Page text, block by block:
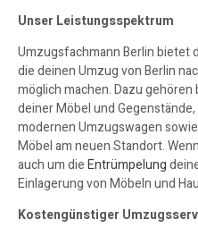
Unser Leistungsspektrum
Umzugsfachmann Berlin bietet
die deinen Umzug von Berlin
möglich machen. Dazu
deiner Möbel und
modernen Umzugswagen
Möbel am neuen Standort.
auch um dieEntrümpelung
Einlagerung von Möbeln und
Kostengünstiger